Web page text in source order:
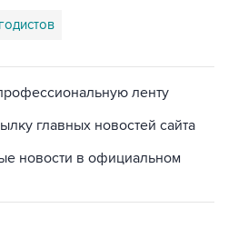
ленту
главных новостей сайта
новости в официальном